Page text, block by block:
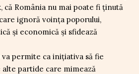
că România nu mai poate fi ținută
ignoră voința poporului,
și economică și sfidează
permite ca inițiativa să fie
alte partide care mimează